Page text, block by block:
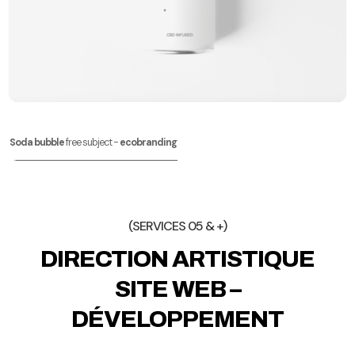
Soda bubblefree subject -ecobranding
(SERVICES 05 & +)
DIRECTION ARTISTIQUE
SITE WEB –
DÉVELOPPEMENT